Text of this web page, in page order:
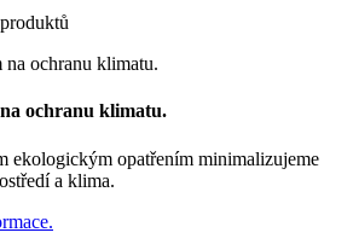
ochranu klimatu.
ekologickým opatřením minimalizujeme
a klima.